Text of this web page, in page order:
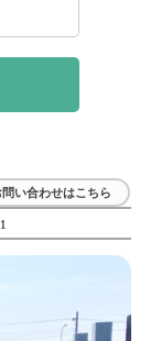
問い合わせはこちら